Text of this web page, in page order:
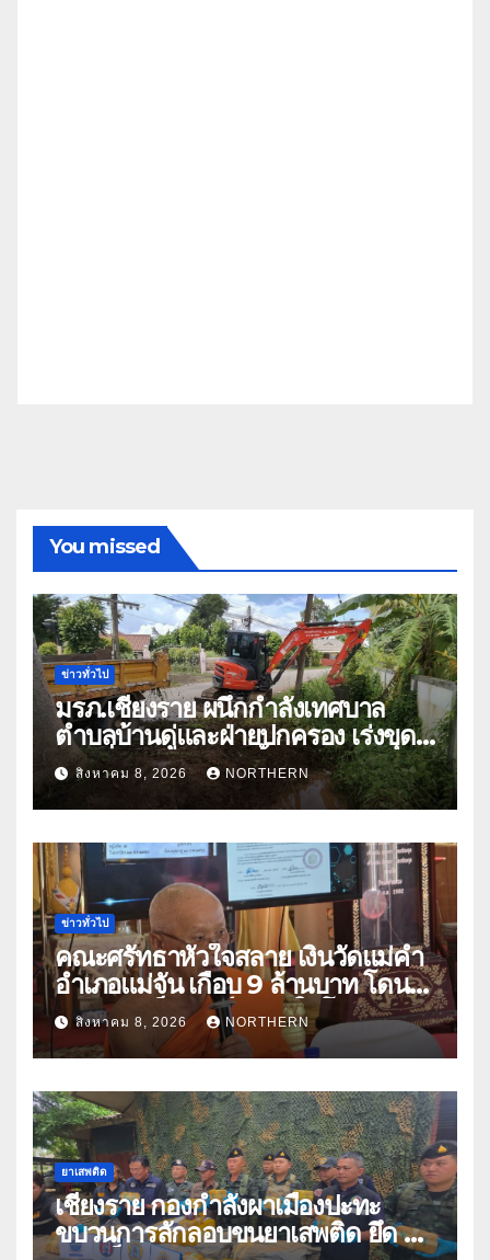
You missed
ข่าวทั่วไป
มรภ.เชียงราย ผนึกกำลังเทศบาล
ตำบลบ้านดู่และฝ่ายปกครอง เร่งขุด
ลอกสิ่งกีดขวางทางน้ำ ป้องกันและลด
ปัญหาน้ำท่วม
สิงหาคม 8, 2026 NORTHERN
ข่าวทั่วไป
คณะศรัทธาหัวใจสลาย เงินวัดแม่คำ
อำเภอแม่จัน เกือบ 9 ล้านบาท โดน
แก๊งคอลเซ็นเตอร์หลอกให้โอนข้าม
ปีกว่า 66 บัญชี
สิงหาคม 8, 2026 NORTHERN
ยาเสพติด
เชียงราย กองกำลังผาเมืองปะทะ
ขบวนการลักลอบขนยาเสพติด ยึด 2